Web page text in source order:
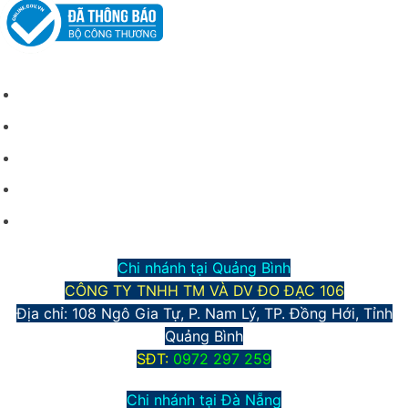
Chi nhánh tại Quảng Bình
CÔNG TY TNHH TM VÀ DV ĐO ĐẠC 106
Địa chỉ: 108 Ngô Gia Tự, P. Nam Lý, TP. Đồng Hới, Tỉnh
Quảng Bình
SĐT: 0972 297 259
Chi nhánh tại Đà Nẵng